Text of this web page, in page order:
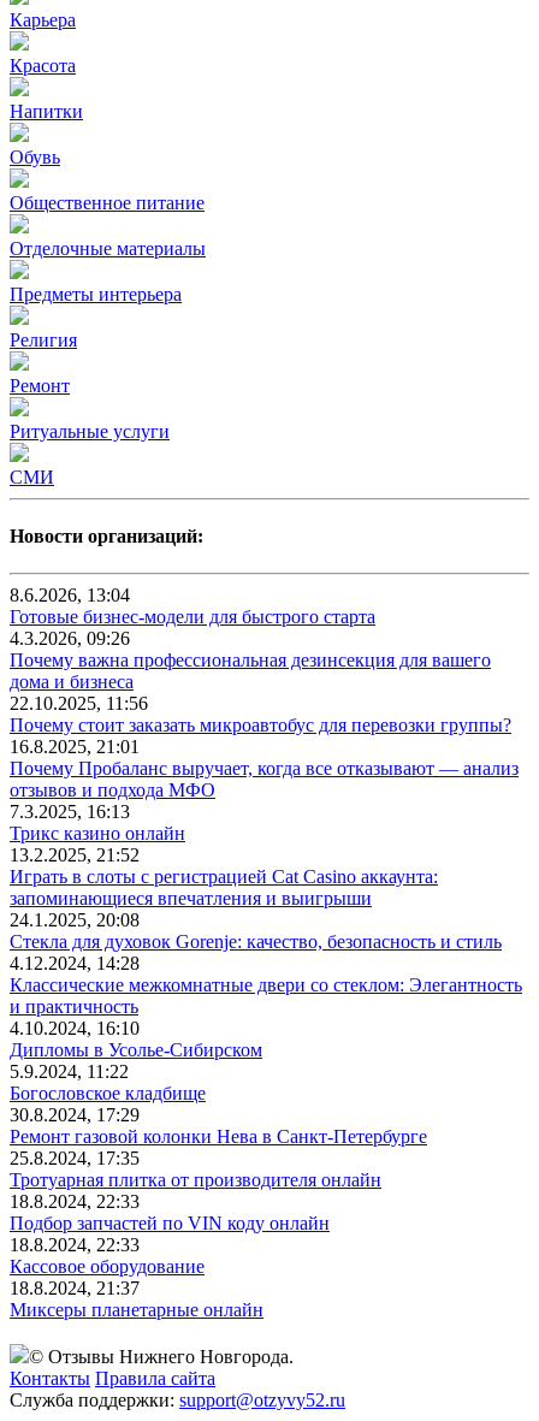
Карьера
Красота
Напитки
Обувь
Общественное питание
Отделочные материалы
Предметы интерьера
Религия
Ремонт
Ритуальные услуги
СМИ
Новости организаций:
8.6.2026, 13:04
Готовые бизнес-модели для быстрого старта
4.3.2026, 09:26
Почему важна профессиональная дезинсекция для вашего
дома и бизнеса
22.10.2025, 11:56
Почему стоит заказать микроавтобус для перевозки группы?
16.8.2025, 21:01
Почему Пробаланс выручает, когда все отказывают — анализ
отзывов и подхода МФО
7.3.2025, 16:13
Трикс казино онлайн
13.2.2025, 21:52
Играть в слоты с регистрацией Cat Casino аккаунта:
запоминающиеся впечатления и выигрыши
24.1.2025, 20:08
Стекла для духовок Gorenje: качество, безопасность и стиль
4.12.2024, 14:28
Классические межкомнатные двери со стеклом: Элегантность
и практичность
4.10.2024, 16:10
Дипломы в Усолье-Сибирском
5.9.2024, 11:22
Богословское кладбище
30.8.2024, 17:29
Ремонт газовой колонки Нева в Санкт-Петербурге
25.8.2024, 17:35
Тротуарная плитка от производителя онлайн
18.8.2024, 22:33
Подбор запчастей по VIN коду онлайн
18.8.2024, 22:33
Кассовое оборудование
18.8.2024, 21:37
Миксеры планетарные онлайн
© Отзывы Нижнего Новгорода.
Контакты Правила сайта
Служба поддержки: support@otzyvy52.ru